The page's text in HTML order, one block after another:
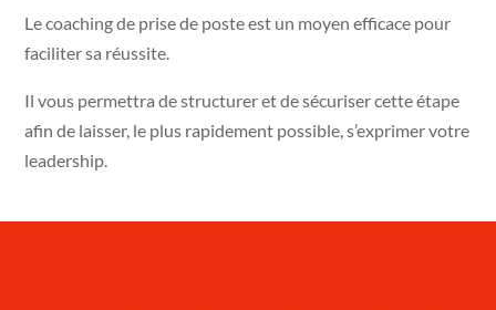
Le coaching de prise de poste est un moyen efficace pour
faciliter sa réussite.
Il vous permettra de structurer et de sécuriser cette étape
afin de laisser, le plus rapidement possible, s’exprimer votre
leadership.